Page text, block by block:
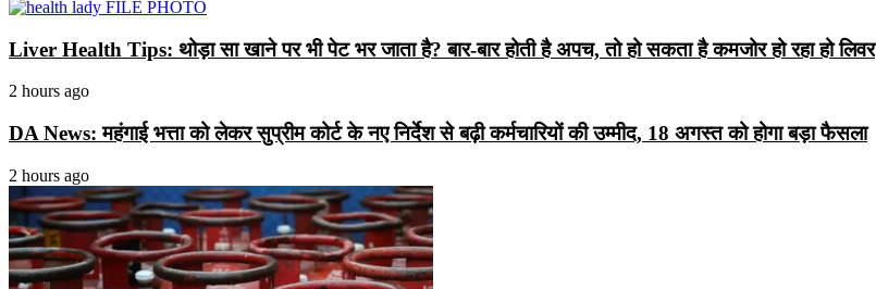
Liver Health Tips: थोड़ा सा खाने पर भी पेट भर जाता है? बार-बार होती है अपच, तो हो सकता है कमजोर हो रहा हो लिवर
2 hours ago
DA News: महंगाई भत्ता को लेकर सुप्रीम कोर्ट के नए निर्देश से बढ़ी कर्मचारियों की उम्मीद, 18 अगस्त को होगा बड़ा फैसला
2 hours ago